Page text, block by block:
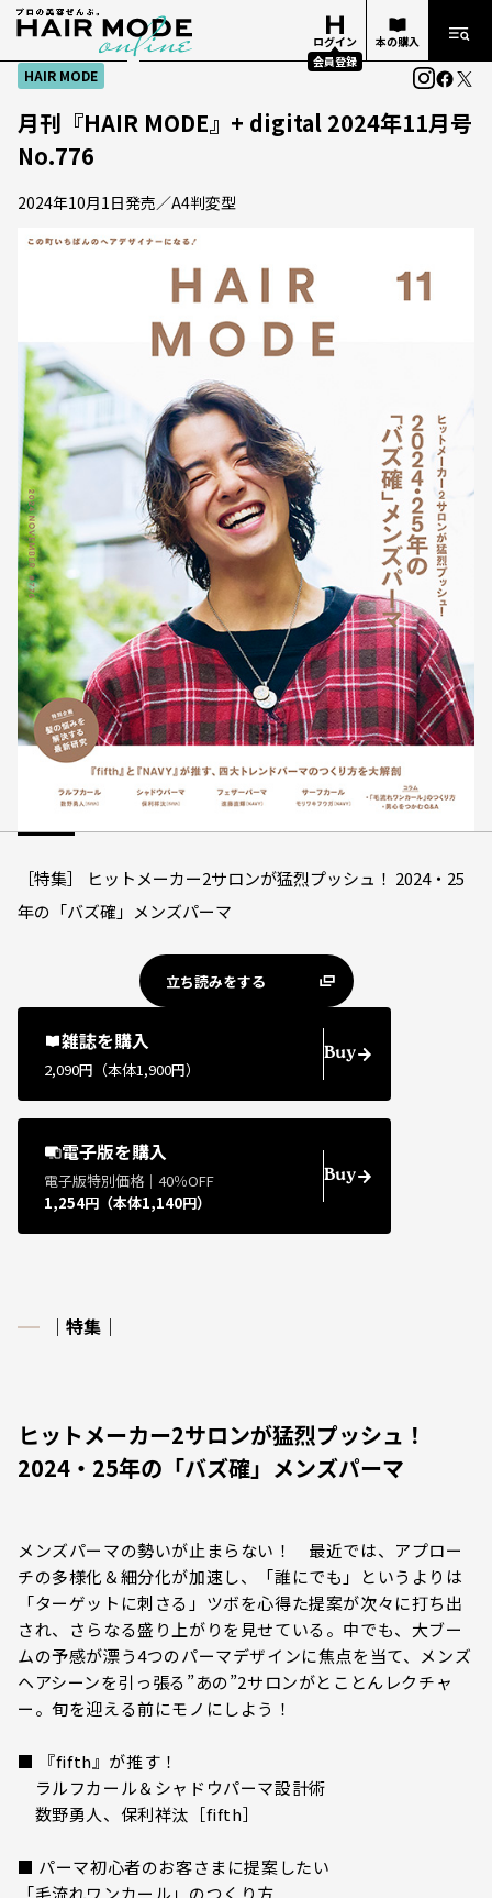
ログイン
会員登録
本の購入
HAIR MODE
月刊『HAIR MODE』+ digital 2024年11月号
No.776
2024年10月1日発売／A4判変型
［特集］ ヒットメーカー2サロンが猛烈プッシュ！ 2024・25
年の「バズ確」メンズパーマ
立ち読みをする
雑誌を購入
2,090円（本体1,900円）
Buy
電子版を購入
電子版特別価格｜40％OFF
1,254円（本体1,140円）
Buy
｜特集｜
ヒットメーカー2サロンが猛烈プッシュ！
2024・25年の「バズ確」メンズパーマ
メンズパーマの勢いが止まらない！ 最近では、アプロー
チの多様化＆細分化が加速し、「誰にでも」というよりは
「ターゲットに刺さる」ツボを心得た提案が次々に打ち出
され、さらなる盛り上がりを見せている。中でも、大ブー
ムの予感が漂う4つのパーマデザインに焦点を当て、メンズ
ヘアシーンを引っ張る”あの”2サロンがとことんレクチャ
ー。旬を迎える前にモノにしよう！
■ 『fifth』が推す！
ラルフカール＆シャドウパーマ設計術
数野勇人、保利祥汰［fifth］
■ パーマ初心者のお客さまに提案したい
「毛流れワンカール」のつくり方